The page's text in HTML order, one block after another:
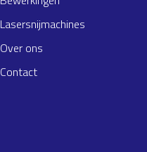
Lasersnijmachines
Over ons
Contact